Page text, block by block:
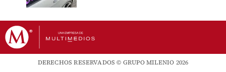
DERECHOS RESERVADOS © GRUPO MILENIO 2026